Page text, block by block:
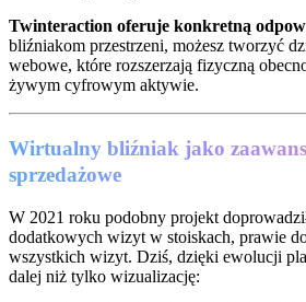
Twinteraction oferuje konkretną
bliźniakom przestrzeni, możesz tworzyć
webowe, które rozszerzają fizyczną
żywym cyfrowym aktywie.
Wirtualny bliźniak jako
sprzedażowe
W 2021 roku podobny projekt
dodatkowych wizyt w stoiskach, prawie
wszystkich wizyt. Dziś, dzięki ewolucji
dalej niż tylko wizualizację: